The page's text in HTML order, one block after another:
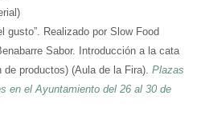
gusto”.
Realizado por Slow Food
Sabor. Introducción a la cata
productos) (Aula de la Fira). Plazas
en el Ayuntamiento del 26 al 30 de